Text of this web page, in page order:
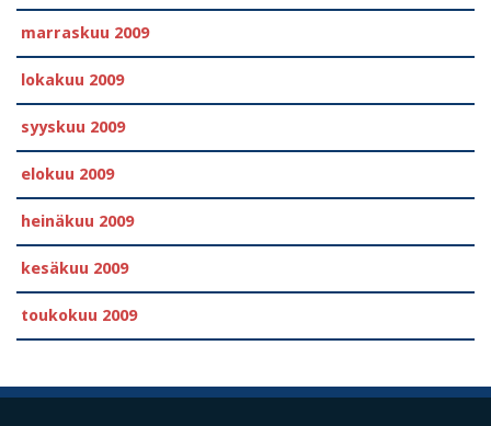
marraskuu 2009
lokakuu 2009
syyskuu 2009
elokuu 2009
heinäkuu 2009
kesäkuu 2009
toukokuu 2009